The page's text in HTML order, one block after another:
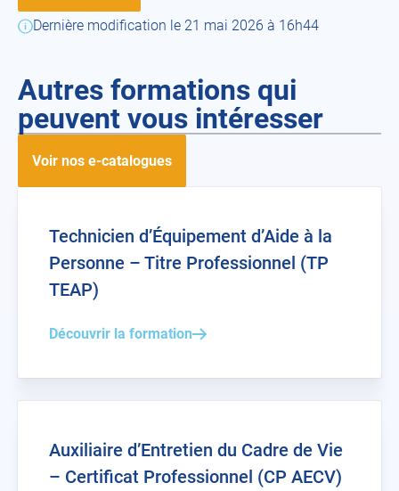
Dernière modification le 21 mai 2026 à 16h44
Autres formations qui
peuvent vous intéresser
Voir nos e-catalogues
Technicien d’Équipement d’Aide à la
Personne – Titre Professionnel (TP
TEAP)
Découvrir la formation
Auxiliaire d’Entretien du Cadre de Vie
– Certificat Professionnel (CP AECV)